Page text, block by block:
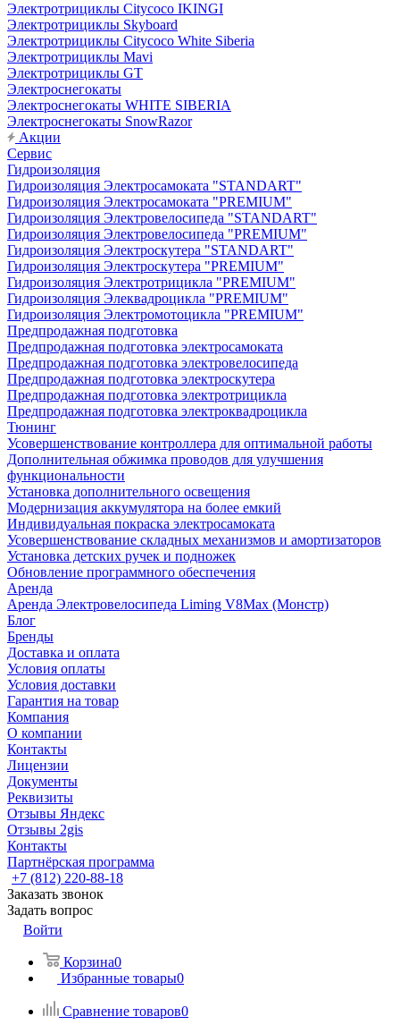
Электротрициклы Citycoco IKINGI
Электротрициклы Skyboard
Электротрициклы Citycoco White Siberia
Электротрициклы Mavi
Электротрициклы GT
Электроснегокаты
Электроснегокаты WHITE SIBERIA
Электроснегокаты SnowRazor
Акции
Сервис
Гидроизоляция
Гидроизоляция Электросамоката "STANDART"
Гидроизоляция Электросамоката "PREMIUM"
Гидроизоляция Электровелосипеда "STANDART"
Гидроизоляция Электровелосипеда "PREMIUM"
Гидроизоляция Электроскутера "STANDART"
Гидроизоляция Электроскутера "PREMIUM"
Гидроизоляция Электротрицикла "PREMIUM"
Гидроизоляция Элеквадроцикла "PREMIUM"
Гидроизоляция Электромотоцикла "PREMIUM"
Предпродажная подготовка
Предпродажная подготовка электросамоката
Предпродажная подготовка электровелосипеда
Предпродажная подготовка электроскутера
Предпродажная подготовка электротрицикла
Предпродажная подготовка электроквадроцикла
Тюнинг
Усовершенствование контроллера для оптимальной работы
Дополнительная обжимка проводов для улучшения
функциональности
Установка дополнительного освещения
Модернизация аккумулятора на более емкий
Индивидуальная покраска электросамоката
Усовершенствование складных механизмов и амортизаторов
Установка детских ручек и подножек
Обновление программного обеспечения
Аренда
Аренда Электровелосипеда Liming V8Max (Монстр)
Блог
Бренды
Доставка и оплата
Условия оплаты
Условия доставки
Гарантия на товар
Компания
О компании
Контакты
Лицензии
Документы
Реквизиты
Отзывы Яндекс
Отзывы 2gis
Контакты
Партнёрская программа
+7 (812) 220-88-18
Заказать звонок
Задать вопрос
Войти
Корзина0
Избранные товары0
Сравнение товаров0